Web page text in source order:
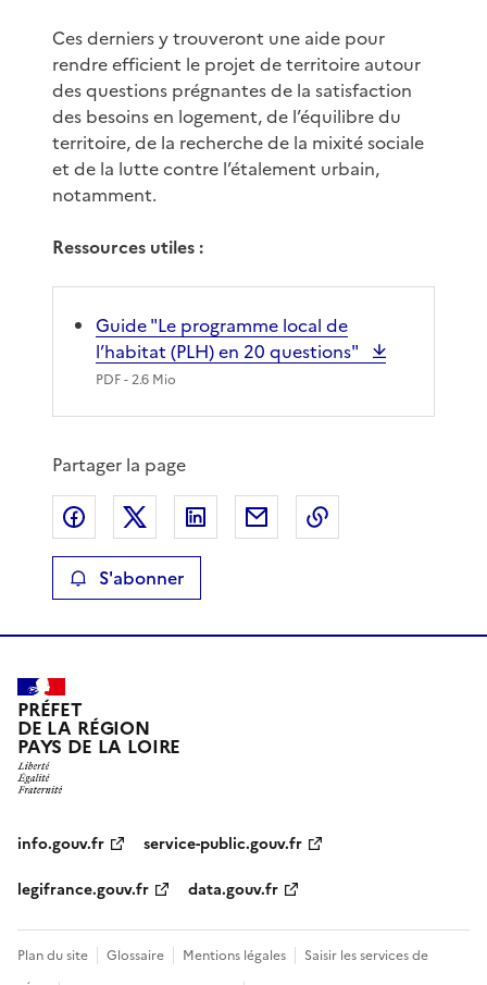
Ces derniers y trouveront une aide pour
rendre efficient le projet de territoire autour
des questions prégnantes de la satisfaction
des besoins en logement, de l’équilibre du
territoire, de la recherche de la mixité sociale
et de la lutte contre l’étalement urbain,
notamment.
Ressources utiles :
Guide "Le programme local de
l’habitat (PLH) en 20 questions"
PDF- 2.6 Mio
Partager la page
Partager sur Facebook
Partager sur XPartager sur LinkedIn
Partager par email
S'abonner
PRÉFET
DE LA RÉGION
PAYS DE LA LOIRE
info.gouv.fr
service-public.gouv.fr
legifrance.gouv.fr
data.gouv.fr
Plan du site Glossaire Mentions légales
Saisir les services de